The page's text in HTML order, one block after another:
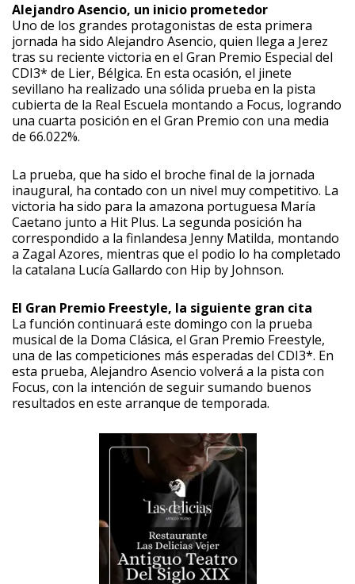
Alejandro Asencio, un inicio prometedor
Uno de los grandes protagonistas de esta primera
jornada ha sido Alejandro Asencio, quien llega a Jerez
tras su reciente victoria en el Gran Premio Especial del
CDI3* de Lier, Bélgica. En esta ocasión, el jinete
sevillano ha realizado una sólida prueba en la pista
cubierta de la Real Escuela montando a Focus, logrando
una cuarta posición en el Gran Premio con una media
de 66.022%.
La prueba, que ha sido el broche final de la jornada
inaugural, ha contado con un nivel muy competitivo. La
victoria ha sido para la amazona portuguesa María
Caetano junto a Hit Plus. La segunda posición ha
correspondido a la finlandesa Jenny Matilda, montando
a Zagal Azores, mientras que el podio lo ha completado
la catalana Lucía Gallardo con Hip by Johnson.
El Gran Premio Freestyle, la siguiente gran cita
La función continuará este domingo con la prueba
musical de la Doma Clásica, el Gran Premio Freestyle,
una de las competiciones más esperadas del CDI3*. En
esta prueba, Alejandro Asencio volverá a la pista con
Focus, con la intención de seguir sumando buenos
resultados en este arranque de temporada.